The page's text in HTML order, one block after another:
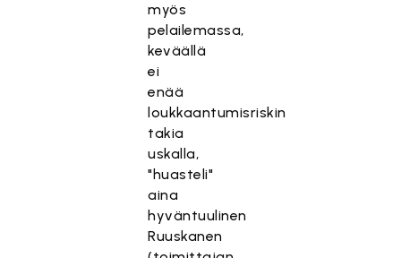
myös
pelailemassa,
keväällä
ei
enää
loukkaantumisriskin
takia
uskalla,
"huasteli"
aina
hyväntuulinen
Ruuskanen